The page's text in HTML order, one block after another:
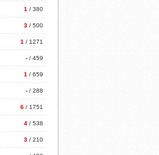
1 / 380
3 / 500
1 / 1271
- / 459
1 / 659
- / 288
6 / 1751
4 / 538
3 / 210